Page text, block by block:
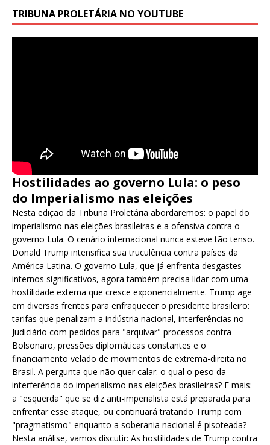
TRIBUNA PROLETÁRIA NO YOUTUBE
Hostilidades ao governo Lula: o peso
do Imperialismo nas eleições
Nesta edição da Tribuna Proletária abordaremos: o papel do
imperialismo nas eleições brasileiras e a ofensiva contra o
governo Lula. O cenário internacional nunca esteve tão tenso.
Donald Trump intensifica sua truculência contra países da
América Latina. O governo Lula, que já enfrenta desgastes
internos significativos, agora também precisa lidar com uma
hostilidade externa que cresce exponencialmente. Trump age
em diversas frentes para enfraquecer o presidente brasileiro:
tarifas que penalizam a indústria nacional, interferências no
Judiciário com pedidos para "arquivar" processos contra
Bolsonaro, pressões diplomáticas constantes e o
financiamento velado de movimentos de extrema-direita no
Brasil. A pergunta que não quer calar: o qual o peso da
interferência do imperialismo nas eleições brasileiras? E mais:
a "esquerda" que se diz anti-imperialista está preparada para
enfrentar esse ataque, ou continuará tratando Trump com
"pragmatismo" enquanto a soberania nacional é pisoteada?
Nesta análise, vamos discutir: As hostilidades de Trump contra